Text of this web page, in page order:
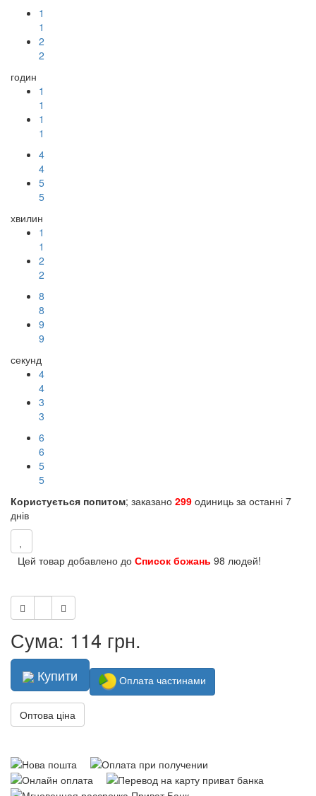
1
1
2
2
годин
1
1
1
1
4
4
5
5
хвилин
1
1
2
2
8
8
9
9
секунд
4
4
3
3
6
6
5
5
Користується попитом; заказано 299 одиниць за останні 7
днів
Цей товар добавлено до Список божань 98 людей!
Сума: 114 грн.
Купити Оплата частинами
Оптова ціна